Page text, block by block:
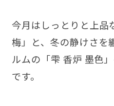
今月はしっとりと上品
梅」と、冬の静けさを
ルムの「雫 香炉 墨色
です。